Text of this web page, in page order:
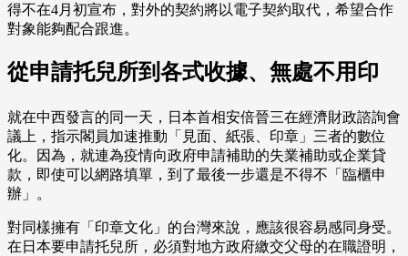
得不在4月初宣布，對外的契約將以電子契約取代，希望合作
對象能夠配合跟進。
從申請托兒所到各式收據、無處不用印
就在中西發言的同一天，日本首相安倍晉三在經濟財政諮詢會
議上，指示閣員加速推動「見面、紙張、印章」三者的數位
化。因為，就連為疫情向政府申請補助的失業補助或企業貸
款，即使可以網路填單，到了最後一步還是不得不「臨櫃申
辦」。
對同樣擁有「印章文化」的台灣來說，應該很容易感同身受。
在日本要申請托兒所，必須對地方政府繳交父母的在職證明，